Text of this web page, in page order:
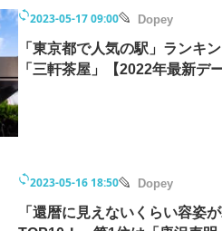
2023-05-17 09:00 Dopey
「東京都で人気の駅」ラン
「三軒茶屋」【2022年最新デ
2023-05-16 18:50 Dopey
「還暦に見えないくらい容姿